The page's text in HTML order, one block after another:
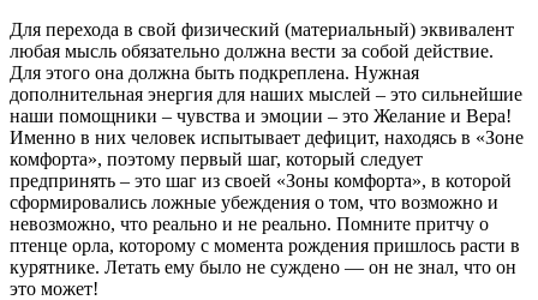
Для перехода в свой физический (материальный) эквивалент
любая мысль обязательно должна вести за собой действие.
Для этого она должна быть подкреплена. Нужная
дополнительная энергия для наших мыслей – это сильнейшие
наши помощники – чувства и эмоции – это Желание и Вера!
Именно в них человек испытывает дефицит, находясь в «Зоне
комфорта», поэтому первый шаг, который следует
предпринять – это шаг из своей «Зоны комфорта», в которой
сформировались ложные убеждения о том, что возможно и
невозможно, что реально и не реально. Помните притчу о
птенце орла, которому с момента рождения пришлось расти в
курятнике. Летать ему было не суждено — он не знал, что он
это может!